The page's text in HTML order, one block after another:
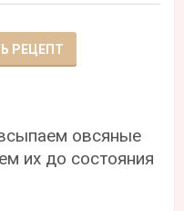
РЕЦЕПТ
овсяные
их до состояния